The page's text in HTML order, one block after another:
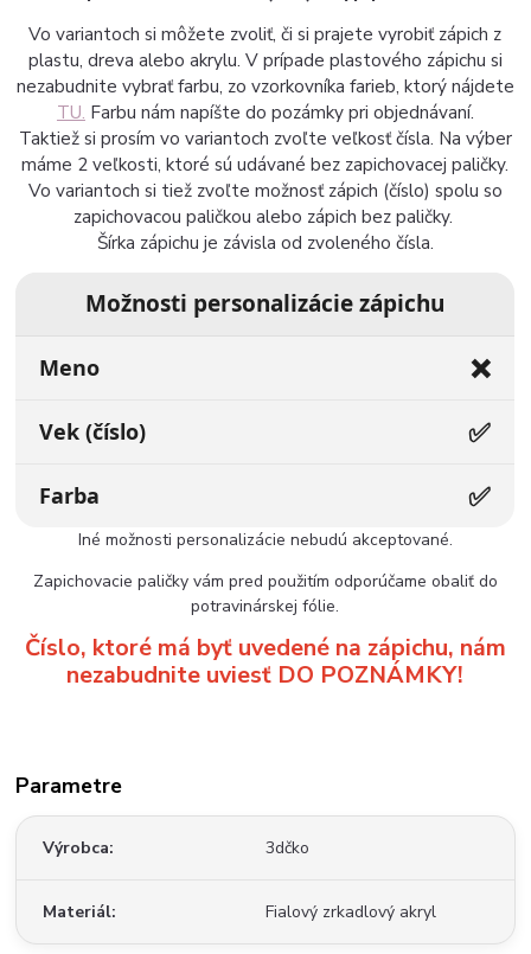
Vo variantoch si môžete zvoliť, či si prajete vyrobiť zápich z
plastu, dreva alebo akrylu. V prípade plastového zápichu si
nezabudnite vybrať farbu, zo vzorkovníka farieb, ktorý nájdete
TU. Farbu nám napíšte do pozámky pri objednávaní.
Taktiež si prosím vo variantoch zvoľte veľkosť čísla. Na výber
máme 2 veľkosti, ktoré sú udávané bez zapichovacej paličky.
Vo variantoch si tiež zvoľte možnosť zápich (číslo) spolu so
zapichovacou paličkou alebo zápich bez paličky.
Šírka zápichu je závisla od zvoleného čísla.
Možnosti personalizácie zápichu
Meno ❌
Vek (číslo) ✅
Farba ✅
Iné možnosti personalizácie nebudú akceptované.
Zapichovacie paličky vám pred použitím odporúčame obaliť do
potravinárskej fólie.
Číslo, ktoré má byť uvedené na zápichu, nám
nezabudnite uviesť DO POZNÁMKY!
Parametre
Výrobca 3dčko
Materiál Fialový zrkadlový akryl